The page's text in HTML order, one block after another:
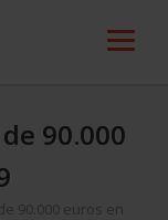
90.000
90.000 euros en